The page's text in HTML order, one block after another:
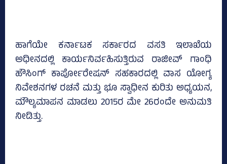
ಹಾಗೆಯೇ ಕರ್ನಾಟಕ ಸರ್ಕಾರದ ವಸತಿ ಇಲಾಖೆಯ
ಅಧೀನದಲ್ಲಿ ಕಾರ್ಯನಿರ್ವಹಿಸುತ್ತಿರುವ ರಾಜೀವ್‌ ಗಾಂಧಿ
ಹೌಸಿಂಗ್‌ ಕಾರ್ಪೋರೇಷನ್‌ ಸಹಕಾರದಲ್ಲಿ ವಾಸ ಯೋಗ್ಯ
ನಿವೇಶನಗಳ ರಚನೆ ಮತ್ತು ಭೂ ಸ್ವಾಧೀನ ಕುರಿತು ಅಧ್ಯಯನ,
ಮೌಲ್ಯಮಾಪನ ಮಾಡಲು 2015ರ ಮೇ 26ರಂದೇ ಅನುಮತಿ
ನೀಡಿತ್ತು.